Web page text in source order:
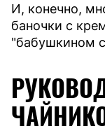
И, конечно,
баночки с
"бабушкином